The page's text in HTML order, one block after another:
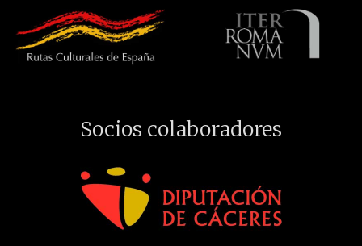
Socios colaboradores